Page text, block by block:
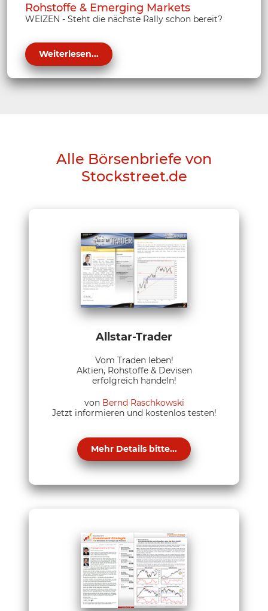
Rohstoffe & Emerging Markets
WEIZEN - Steht die nächste Rally schon bereit?
Weiterlesen...
Alle Börsenbriefe von
Stockstreet.de
Allstar-Trader
Vom Traden leben!
Aktien, Rohstoffe & Devisen
erfolgreich handeln!
von Bernd Raschkowski
Jetzt informieren und kostenlos testen!
Mehr Details bitte...